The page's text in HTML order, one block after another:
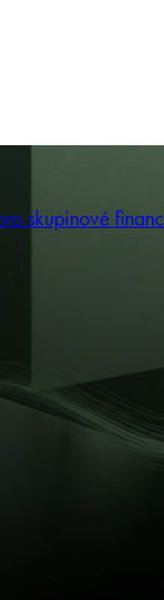
skupinové